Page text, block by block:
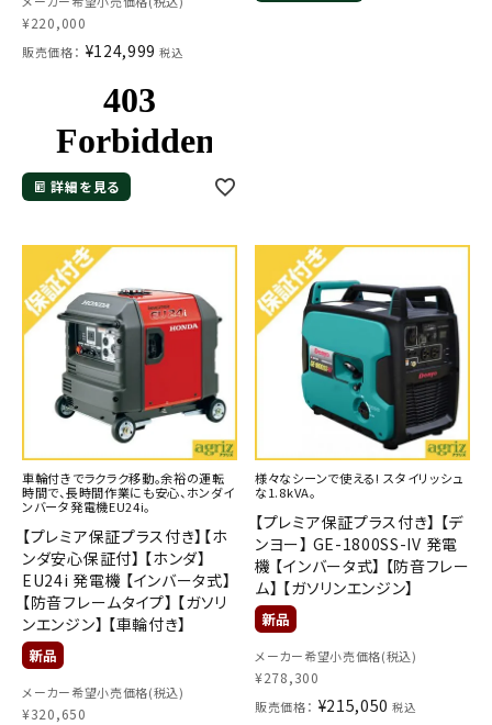
¥220,000
販売価格： ¥124,999 税込
詳細を見る
車輪付きでラクラク移動。余裕の運転
時間で、長時間作業にも安心、ホンダイ
ンバータ発電機EU24i。
【プレミア保証プラス付き】【ホ
ンダ安心保証付】 【ホンダ】
EU24i 発電機 【インバータ式】
【防音フレームタイプ】 【ガソリ
ンエンジン】 【車輪付き】
メーカー希望小売価格(税込)
¥320,650
様々なシーンで使える! スタイリッシュ
な1.8kVA。
【プレミア保証プラス付き】 【デ
ンヨー】 GE-1800SS-IV 発電
機 【インバータ式】 【防音フレー
ム】 【ガソリンエンジン】
メーカー希望小売価格(税込)
¥278,300
販売価格： ¥215,050 税込